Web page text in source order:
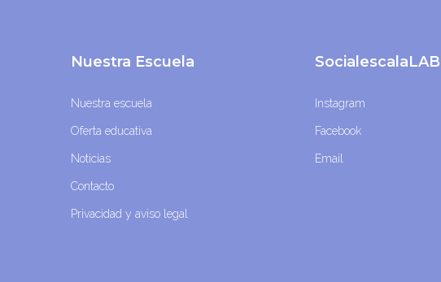
Nuestra Escuela
Nuestra escuela
Oferta educativa
Noticias
Contacto
Privacidad y aviso legal
SocialescalaLAB
Instagram
Facebook
Email